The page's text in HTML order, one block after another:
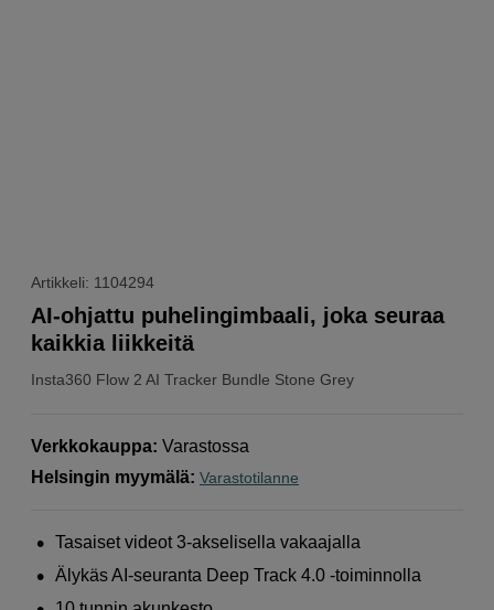
Artikkeli: 1104294
Insta360 Flow 2 AI Tracker Bundle Stone Grey
AI-ohjattu puhelingimbaali, joka seuraa
kaikkia liikkeitä
Verkkokauppa: Varastossa
Helsingin myymälä: Varastotilanne
Tasaiset videot 3-akselisella vakaajalla
Älykäs AI-seuranta Deep Track 4.0 -toiminnolla